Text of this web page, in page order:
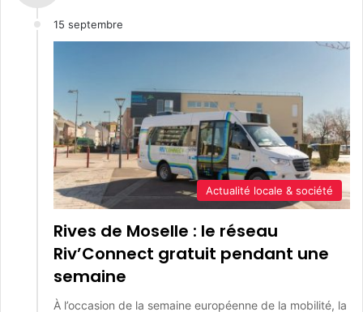
15 septembre
Actualité locale & société
Rives de Moselle : le réseau
Riv’Connect gratuit pendant une
semaine
À l’occasion de la semaine européenne de la mobilité, la